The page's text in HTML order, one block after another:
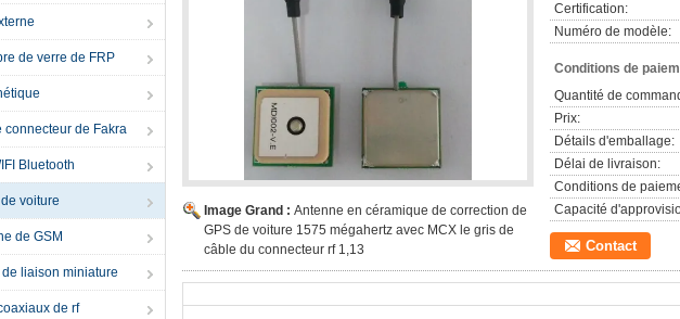
de verre de FRP
connecteur de Fakra
Bluetooth
voiture
de GSM
liaison miniature
de rf
Image Grand : Antenne en céramique de correction de
GPS de voiture 1575 mégahertz avec MCX le gris de
câble du connecteur rf 1,13
Certification:
Numéro de modèle:
Conditions de
Quantité de
Prix:
Détails d'emballage:
Délai de livraison:
Conditions de
Capacité
Contact